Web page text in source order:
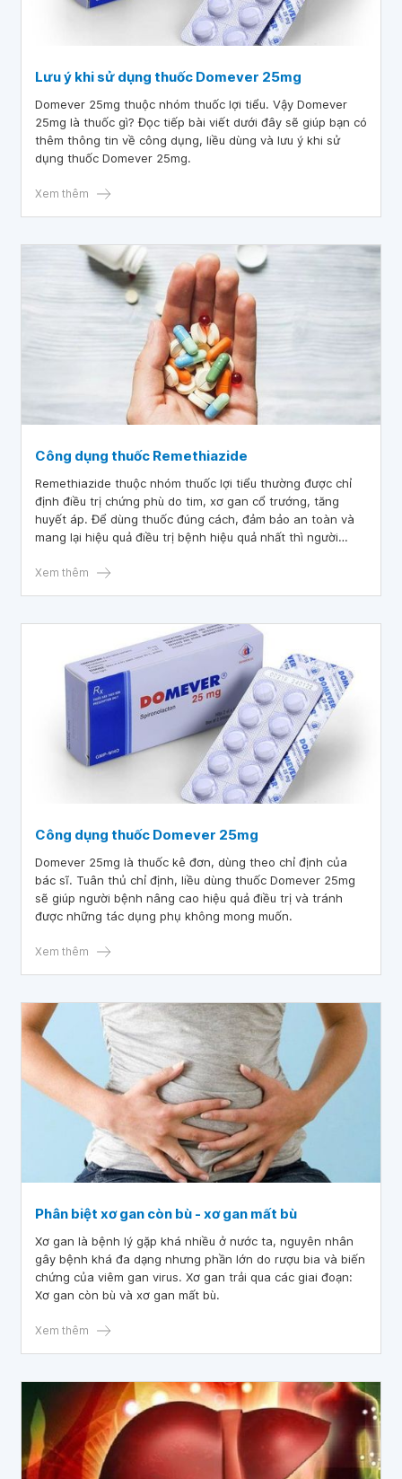
Lưu ý khi sử dụng thuốc Domever 25mg
Domever 25mg thuộc nhóm thuốc lợi tiểu. Vậy Domever
25mg là thuốc gì? Đọc tiếp bài viết dưới đây sẽ giúp bạn có
thêm thông tin về công dụng, liều dùng và lưu ý khi sử
dụng thuốc Domever 25mg.
Xem thêm
Công dụng thuốc Remethiazide
Remethiazide thuộc nhóm thuốc lợi tiểu thường được chỉ
định điều trị chứng phù do tim, xơ gan cổ trướng, tăng
huyết áp. Để dùng thuốc đúng cách, đảm bảo an toàn và
mang lại hiệu quả điều trị bệnh hiệu quả nhất thì người
được chỉ định sử dụng.
Xem thêm
Công dụng thuốc Domever 25mg
Domever 25mg là thuốc kê đơn, dùng theo chỉ định của
bác sĩ. Tuân thủ chỉ định, liều dùng thuốc Domever 25mg
sẽ giúp người bệnh nâng cao hiệu quả điều trị và tránh
được những tác dụng phụ không mong muốn.
Xem thêm
Phân biệt xơ gan còn bù - xơ gan mất bù
Xơ gan là bệnh lý gặp khá nhiều ở nước ta, nguyên nhân
gây bệnh khá đa dạng nhưng phần lớn do rượu bia và biến
chứng của viêm gan virus. Xơ gan trải qua các giai đoạn:
Xơ gan còn bù và xơ gan mất bù.
Xem thêm